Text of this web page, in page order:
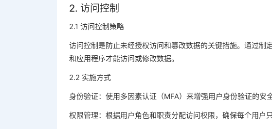
2. 访问控制
2.1 访问控制策略
访问控制是防止未经授权访问和篡改数据的关键措施。通过制
和应用程序才能访问或修改数据。
2.2 实施方式
身份验证：使用多因素认证（MFA）来增强用户身份验证的安全
权限管理：根据用户角色和职责分配访问权限，确保每个用户